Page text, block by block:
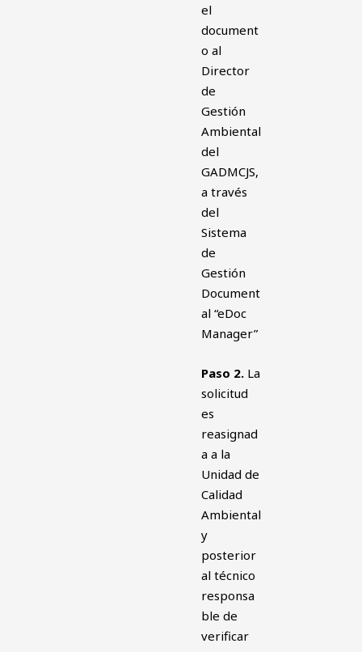
el
document
o al
Director
de
Gestión
Ambiental
del
GADMCJS,
a través
del
Sistema
de
Gestión
Document
al “eDoc
Manager”
Paso 2. La
solicitud
es
reasignad
a a la
Unidad de
Calidad
Ambiental
y
posterior
al técnico
responsa
ble de
verificar